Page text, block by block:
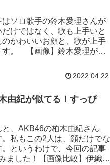
ソロ歌手の鈴木愛理さんが
けではなく、歌も上手いと
かわいいお顔と、歌が上手
す。 【画像】鈴木愛理がか
2022.04.22
由紀が似てる！すっぴ
、AKB46の柏木由紀さん
私もこの2人は、顔だけでな
というわけで、今回の記事
ました！【画像比較】伊織も